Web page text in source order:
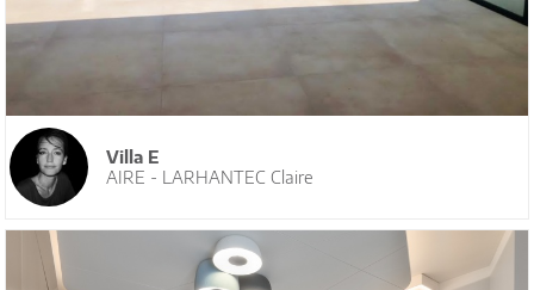
Villa E
AIRE - LARHANTEC Claire